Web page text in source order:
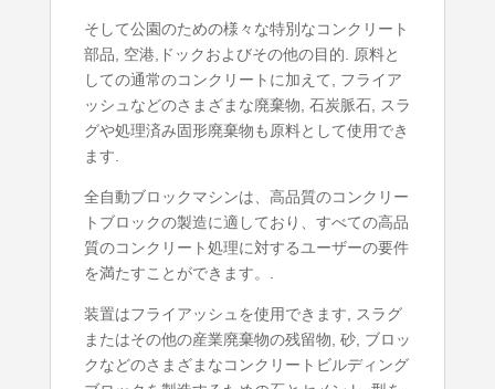
そして公園のための様々な特別なコンクリート
部​​品, 空港,ドックおよびその他の目的. 原料と
しての通常のコンクリートに加えて, フライア
ッシュなどのさまざまな廃棄物, 石炭脈石, スラ
グや処理済み固形廃棄物も原料として使用でき
ます.
全自動ブロックマシンは、高品質のコンクリー
トブロックの製造に適しており、すべての高品
質のコンクリート処理に対するユーザーの要件
を満たすことができます。.
装置はフライアッシュを使用できます, スラグ
またはその他の産業廃棄物の残留物, 砂, ブロッ
クなどのさまざまなコンクリートビルディング